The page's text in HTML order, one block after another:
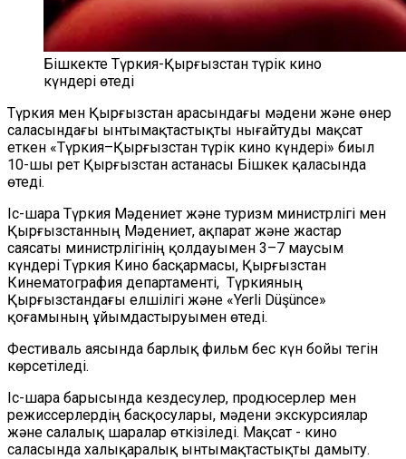
Бішкекте Түркия-Қырғызстан түрік кино
күндері өтеді
Түркия мен Қырғызстан арасындағы мәдени және өнер
саласындағы ынтымақтастықты нығайтуды мақсат
еткен «Түркия–Қырғызстан түрік кино күндері» биыл
10-шы рет Қырғызстан астанасы Бішкек қаласында
өтеді.
Іс-шара Түркия Мәдениет және туризм министрлігі мен
Қырғызстанның Мәдениет, ақпарат және жастар
саясаты министрлігінің қолдауымен 3–7 маусым
күндері Түркия Кино басқармасы, Қырғызстан
Кинематография департаменті, Түркияның
Қырғызстандағы елшілігі және «Yerli Düşünce»
қоғамының ұйымдастыруымен өтеді.
Фестиваль аясында барлық фильм бес күн бойы тегін
көрсетіледі.
Іс-шара барысында кездесулер, продюсерлер мен
режиссерлердің басқосулары, мәдени экскурсиялар
және салалық шаралар өткізіледі. Мақсат - кино
саласында халықаралық ынтымақтастықты дамыту.